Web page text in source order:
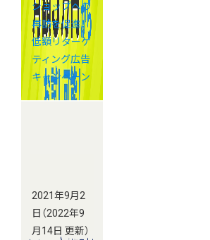
ショップへの
再訪を促進！
低額リターゲ
ティング広告
キャンペーン
2021年9月2
日 （2022年9
月14日 更新）